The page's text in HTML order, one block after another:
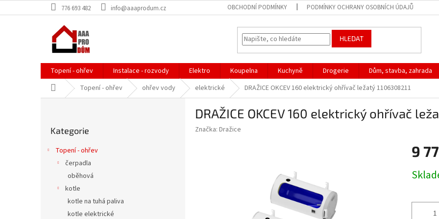
na
776 693 482 info@aaaprodum.cz OBCHODNÍ PODMÍNKY PODMÍNKY OCHRANY OSOBNÍCH ÚDAJŮ
HLEDAT
Topení - ohřev Instalace - rozvody Elektro Koupelna Kuchyně Drogerie Dům, stavba, zahrada
Domů Topení - ohřev ohřev vody elektrické DRAŽICE OKCEV 160 elektrický ohřívač ležatý 1106308211
kategorie
Kategorie
Topení - ohřev
čerpadla
oběhová
kotle
kotle na tuhá paliva
kotle elektrické
DRAŽICE OKCEV 160 elektrický ohřívač
Značka: Dražice
9
cena: